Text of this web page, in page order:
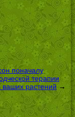
поначалу
терапии
ваших растений →